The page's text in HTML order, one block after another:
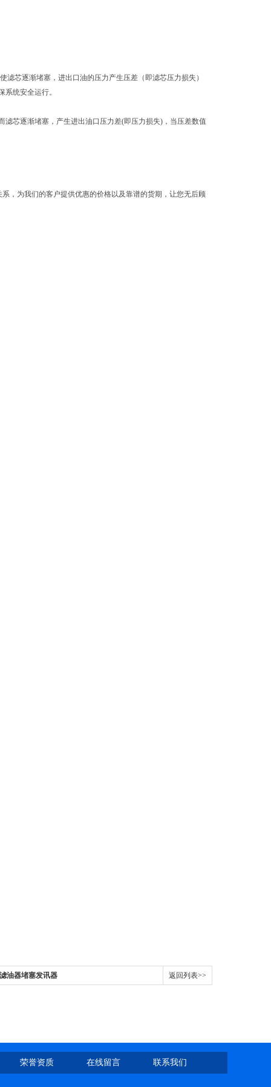
芯逐渐堵塞，进出口油的压力产生压差（即滤芯压力损失）
统安全运行。
芯逐渐堵塞，产生进出油口压力差(即压力损失)，当压差数值
，为我们的客户提供优惠的价格以及靠谱的货期，让您无后顾
油器堵塞发讯器 返回列表>>
荣誉资质 在线留言 联系我们